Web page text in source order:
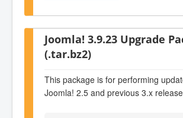
Joomla! 3.9.23 Upgrade
(.tar.bz2)
This package is for performing
Joomla! 2.5 and previous 3.x